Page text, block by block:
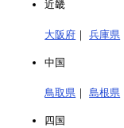
近畿
大阪府 ｜兵庫県
中国
鳥取県 ｜島根県
四国